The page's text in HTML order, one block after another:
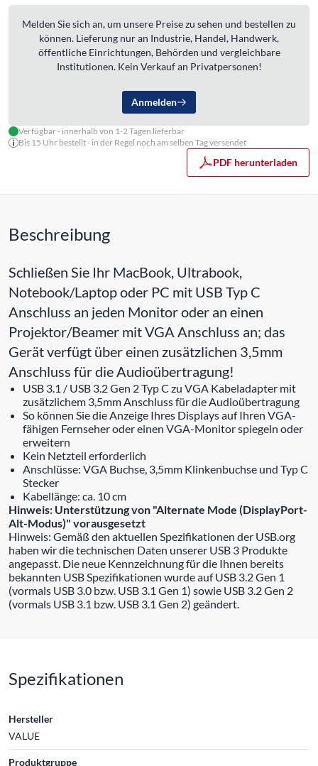
Melden Sie sich an, um unsere Preise zu sehen und bestellen zu
können. Lieferung nur an Industrie, Handel, Handwerk,
öffentliche Einrichtungen, Behörden und vergleichbare
Institutionen. Kein Verkauf an Privatpersonen!
Anmelden
Verfügbar - innerhalb von 1-2 Tagen lieferbar
Bis 15 Uhr bestellt - in der Regel noch am selben Tag versendet
PDF herunterladen
Beschreibung
Schließen Sie Ihr MacBook, Ultrabook,
Notebook/Laptop oder PC mit USB Typ C
Anschluss an jeden Monitor oder an einen
Projektor/Beamer mit VGA Anschluss an; das
Gerät verfügt über einen zusätzlichen 3,5mm
Anschluss für die Audioübertragung!
USB 3.1 / USB 3.2 Gen 2 Typ C zu VGA Kabeladapter mit
zusätzlichem 3,5mm Anschluss für die Audioübertragung
So können Sie die Anzeige Ihres Displays auf Ihren VGA-
fähigen Fernseher oder einen VGA-Monitor spiegeln oder
erweitern
Kein Netzteil erforderlich
Anschlüsse: VGA Buchse, 3,5mm Klinkenbuchse und Typ C
Stecker
Kabellänge: ca. 10 cm
Hinweis: Unterstützung von "Alternate Mode (DisplayPort-
Alt-Modus)" vorausgesetzt
Hinweis: Gemäß den aktuellen Spezifikationen der USB.org
haben wir die technischen Daten unserer USB 3 Produkte
angepasst. Die neue Kennzeichnung für die Ihnen bereits
bekannten USB Spezifikationen wurde auf USB 3.2 Gen 1
(vormals USB 3.0 bzw. USB 3.1 Gen 1) sowie USB 3.2 Gen 2
(vormals USB 3.1 bzw. USB 3.1 Gen 2) geändert.
Spezifikationen
Hersteller
VALUE
Produktgruppe